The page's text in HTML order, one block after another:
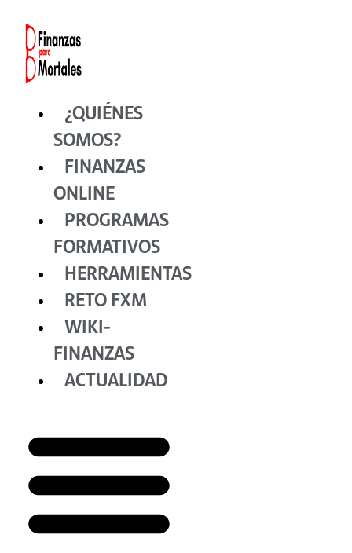
contenido
¿QUIÉNES
SOMOS?
FINANZAS
ONLINE
PROGRAMAS
FORMATIVOS
HERRAMIENTAS
RETO FXM
WIKI-
FINANZAS
ACTUALIDAD